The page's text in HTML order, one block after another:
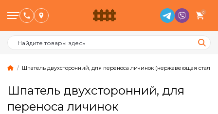
0
Птицеводство
Шпатель двухсторонний, для переноса личинок (нержавеющая сталь)
Шпатель двухсторонний, для
переноса личинок